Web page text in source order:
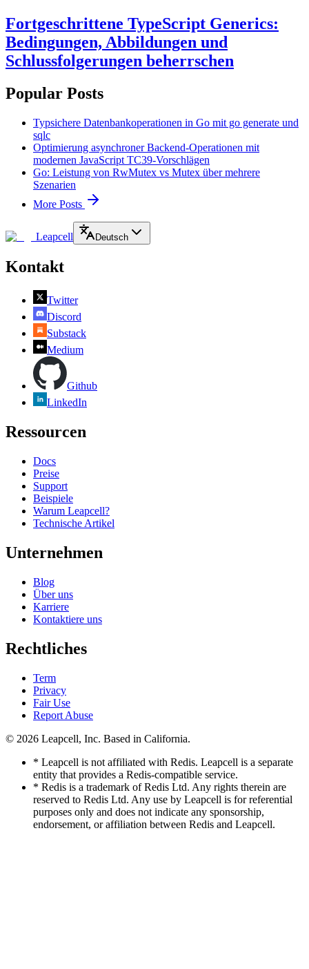
Fortgeschrittene TypeScript Generics:
Bedingungen, Abbildungen und
Schlussfolgerungen beherrschen
Popular Posts
Typsichere Datenbankoperationen in Go mit go generate und
sqlc
Optimierung asynchroner Backend-Operationen mit
modernen JavaScript TC39-Vorschlägen
Go: Leistung von RwMutex vs Mutex über mehrere
Szenarien
More Posts
Leapcell Deutsch
Kontakt
Twitter
Discord
Substack
Medium
Github
LinkedIn
Ressourcen
Docs
Preise
Support
Beispiele
Warum Leapcell?
Technische Artikel
Unternehmen
Blog
Über uns
Karriere
Kontaktiere uns
Rechtliches
Term
Privacy
Fair Use
Report Abuse
© 2026 Leapcell, Inc. Based in California.
* Leapcell is not affiliated with Redis. Leapcell is a separate
entity that provides a Redis-compatible service.
* Redis is a trademark of Redis Ltd. Any rights therein are
reserved to Redis Ltd. Any use by Leapcell is for referential
purposes only and does not indicate any sponsorship,
endorsement, or affiliation between Redis and Leapcell.